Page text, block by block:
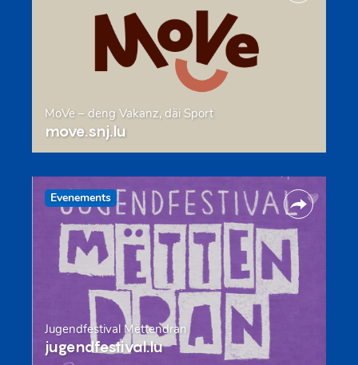
MoVe – deng Vakanz, däi Sport
move.snj.lu
Evenements
Jugendfestival Mëttendran
jugendfestival.lu